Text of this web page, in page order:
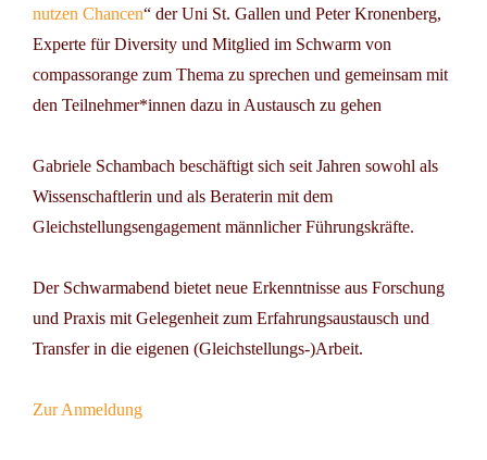
nutzen Chancen“ der Uni St. Gallen und Peter Kronenberg,
Experte für Diversity und Mitglied im Schwarm von
compassorange zum Thema zu sprechen und gemeinsam mit
den Teilnehmer*innen dazu in Austausch zu gehen
Gabriele Schambach beschäftigt sich seit Jahren sowohl als
Wissenschaftlerin und als Beraterin mit dem
Gleichstellungsengagement männlicher Führungskräfte.
Der Schwarmabend bietet neue Erkenntnisse aus Forschung
und Praxis mit Gelegenheit zum Erfahrungsaustausch und
Transfer in die eigenen (Gleichstellungs-)Arbeit.
Zur Anmeldung